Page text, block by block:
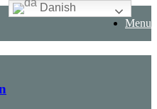
Menu
Danish